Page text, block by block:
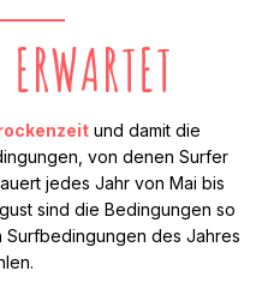
und damit die
von denen Surfer
jedes Jahr von Mai bis
sind die Bedingungen so
des Jahres